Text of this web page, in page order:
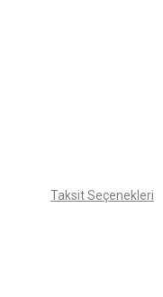
Taksit Seçenekleri